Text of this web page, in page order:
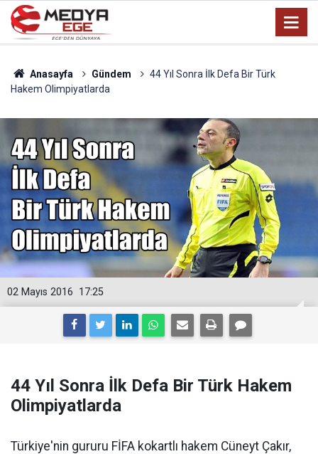
Anasayfa Gündem
44 Yıl Sonra İlk Defa Bir Türk
Hakem Olimpiyatlarda
17:25
02 Mayıs 2016
44 Yıl Sonra İlk Defa Bir Türk Hakem
Olimpiyatlarda
Türkiye'nin gururu FİFA kokartlı hakem Cüneyt Çakır,